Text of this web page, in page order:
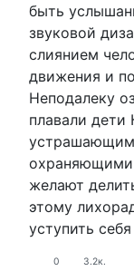
быть
звуковой
слиянием
движения и
Неподалеку
плавали дети
охраняющими
желают
этому
уступить
0 3.2к.